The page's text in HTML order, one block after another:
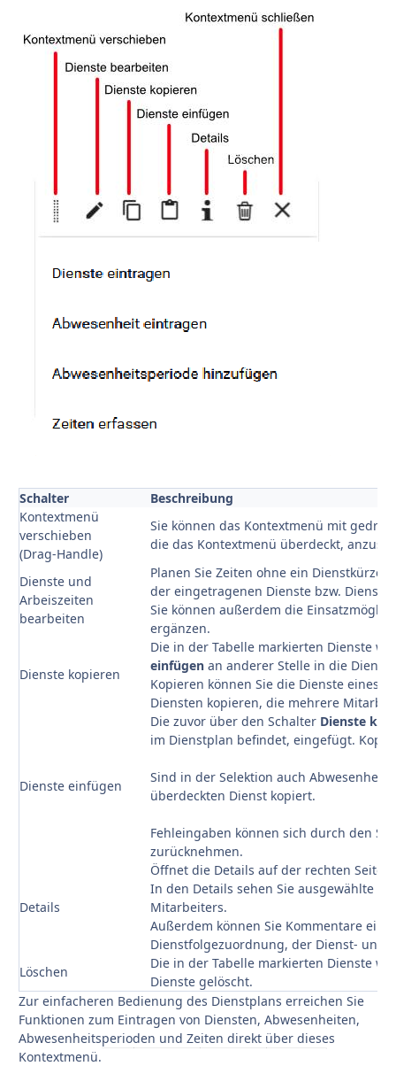
Schalter
Beschreibung
Kontextmenü
verschieben
(Drag-Handle)
Sie können das Kontextmenü mit
die das Kontextmenü überdeckt,
Dienste und
Arbeiszeiten
bearbeiten
Planen Sie Zeiten ohne ein
der eingetragenen Dienste bzw.
Sie können außerdem die
ergänzen.
Dienste kopieren
Die in der Tabelle markierten Dienste
einfügen an anderer Stelle in die
Kopieren können Sie die Dienste eines
Diensten kopieren, die mehrere
Dienste einfügen
Die zuvor über den Schalter Dienste
im Dienstplan befindet, eingefügt.
Sind in der Selektion auch
überdeckten Dienst kopiert.
Fehleingaben können sich durch den
zurücknehmen.
Details
Öffnet die Details auf der rechten Seite
In den Details sehen Sie ausgewählte
Mitarbeiters.
Außerdem können Sie Kommentare
Dienstfolgezuordnung, der Dienst- und
Löschen
Die in der Tabelle markierten Dienste
Dienste gelöscht.
Zur einfacheren Bedienung des Dienstplans erreichen Sie
Funktionen zum Eintragen von Diensten, Abwesenheiten,
Abwesenheitsperioden und Zeiten direkt über dieses
Kontextmenü.